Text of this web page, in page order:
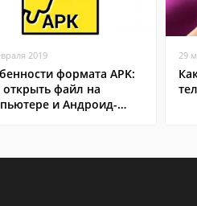
2019
формата APK:
файл на
и Андроид-
29